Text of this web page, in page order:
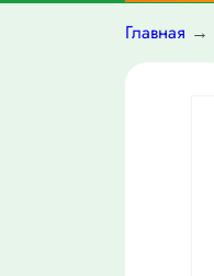
Главная →